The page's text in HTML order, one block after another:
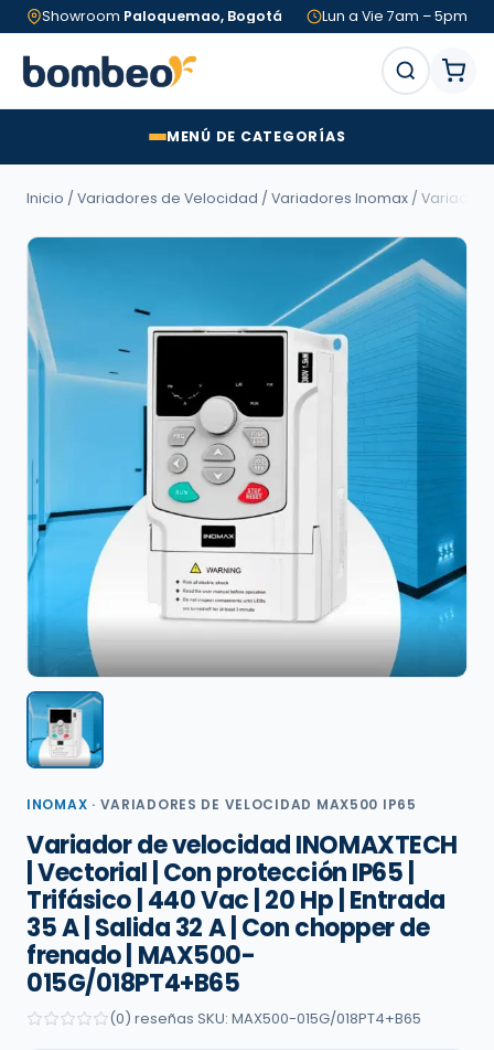
Showroom Paloquemao, Bogotá Lun a Vie 7am – 5pm
MENÚ DE CATEGORÍAS
Inicio / Variadores de Velocidad / Variadores Inomax /
INOMAX · VARIADORES DE VELOCIDAD MAX500 IP65
Variador de velocidad INOMAXTECH
| Vectorial | Con protección IP65 |
Trifásico | 440 Vac | 20 Hp | Entrada
35 A | Salida 32 A | Con chopper de
frenado | MAX500-
015G/018PT4+B65
(0) reseñas SKU: MAX500-015G/018PT4+B65